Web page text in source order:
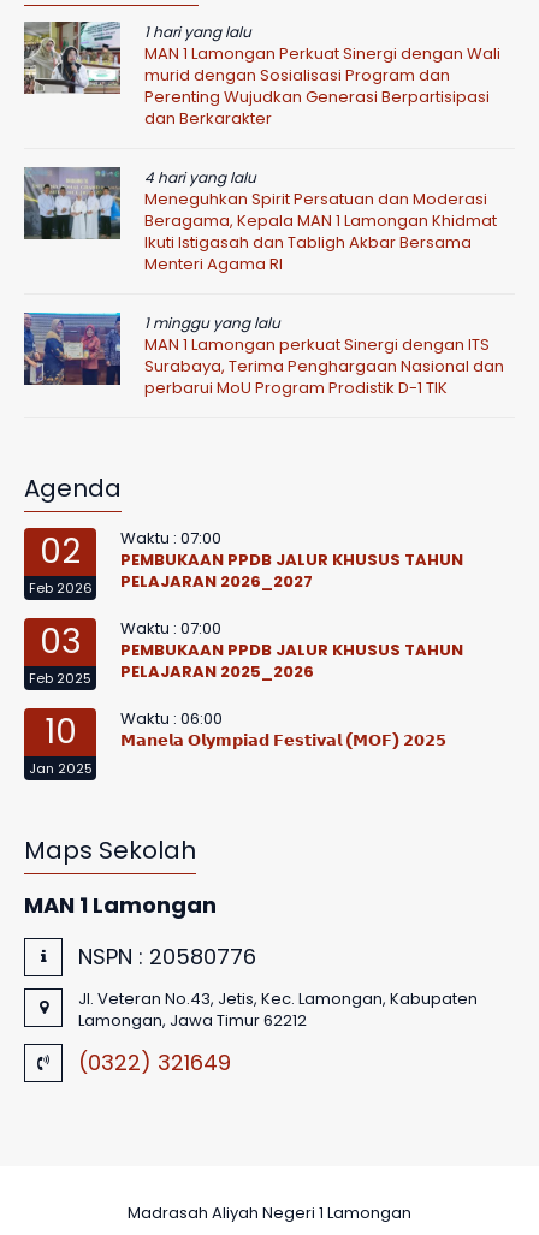
1 hari yang lalu
MAN 1 Lamongan Perkuat Sinergi dengan Wali
murid dengan Sosialisasi Program dan
Perenting Wujudkan Generasi Berpartisipasi
dan Berkarakter
4 hari yang lalu
Meneguhkan Spirit Persatuan dan Moderasi
Beragama, Kepala MAN 1 Lamongan Khidmat
Ikuti Istigasah dan Tabligh Akbar Bersama
Menteri Agama RI
1 minggu yang lalu
MAN 1 Lamongan perkuat Sinergi dengan ITS
Surabaya, Terima Penghargaan Nasional dan
perbarui MoU Program Prodistik D-1 TIK
Agenda
02
Feb 2026
Waktu : 07:00
PEMBUKAAN PPDB JALUR KHUSUS TAHUN
PELAJARAN 2026_2027
03
Feb 2025
Waktu : 07:00
PEMBUKAAN PPDB JALUR KHUSUS TAHUN
PELAJARAN 2025_2026
10
Jan 2025
Waktu : 06:00
𝗠𝗮𝗻𝗲𝗹𝗮 𝗢𝗹𝘆𝗺𝗽𝗶𝗮𝗱 𝗙𝗲𝘀𝘁𝗶𝘃𝗮𝗹 (𝗠𝗢𝗙) 𝟮𝟬𝟮𝟱
Maps Sekolah
MAN 1 Lamongan
NSPN : 20580776
Jl. Veteran No.43, Jetis, Kec. Lamongan, Kabupaten
Lamongan, Jawa Timur 62212
(0322) 321649
Madrasah Aliyah Negeri 1 Lamongan